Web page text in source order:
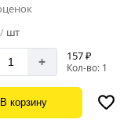
/ шт
+ 157 ₽
Кол-во: 1
В корзину